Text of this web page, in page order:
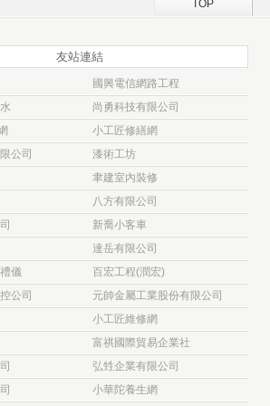
TOP
友站連結
國興電信網路工程
尚勇科技有限公司
小工匠修繕網
公司
漆術工坊
聿建室內裝修
八方有限公司
新喬小客車
達岳有限公司
儀
百宏工程(潤宏)
公司
元帥金屬工業股份有限公司
小工匠維修網
富祺國際貿易企業社
弘甡企業有限公司
小華陀養生網